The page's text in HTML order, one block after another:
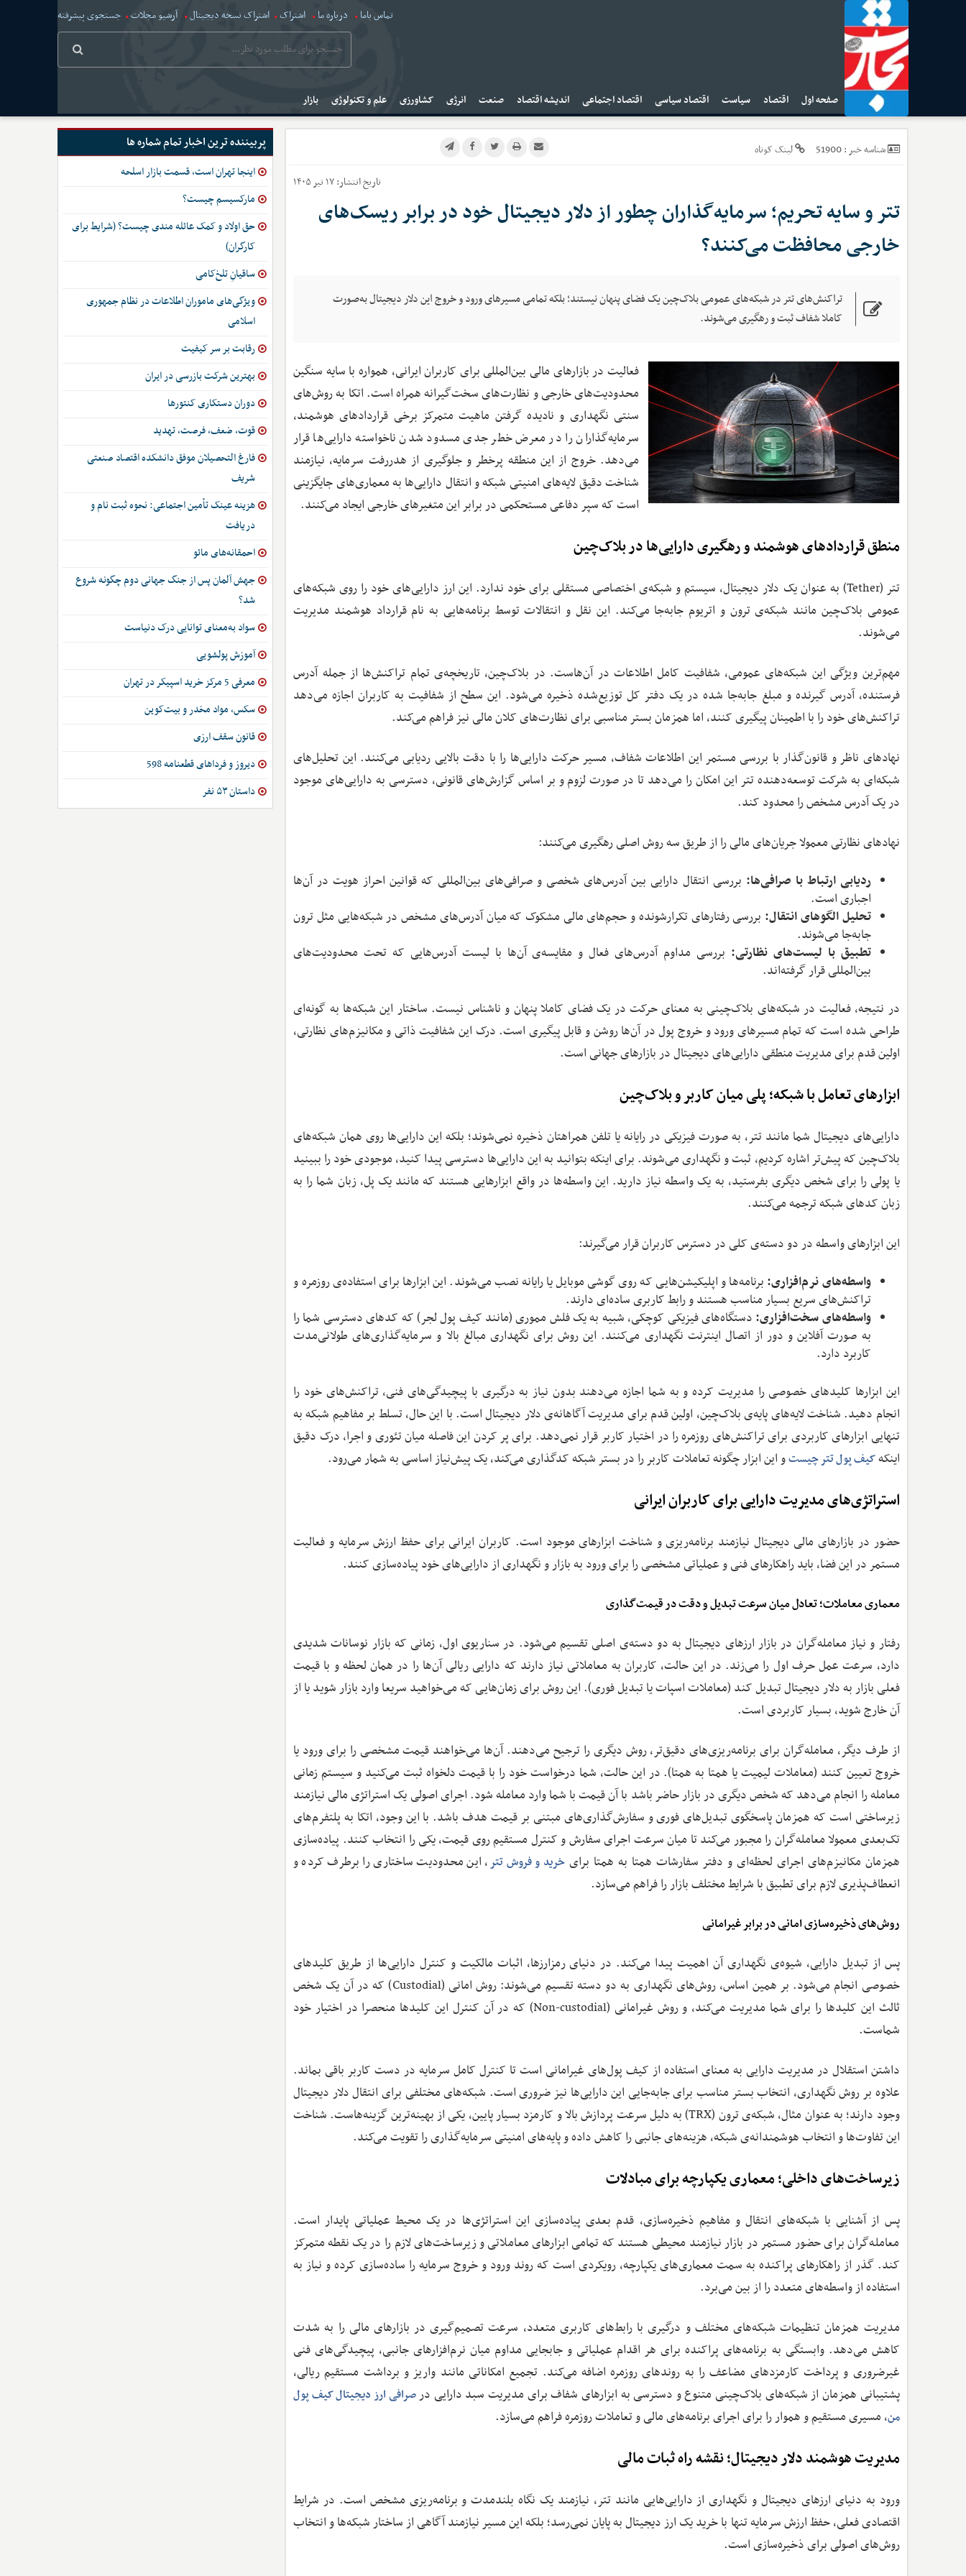
تماس باما درباره ما اشتراک اشتراک نسخه دیجیتال آرشیو مجلات جستجوی پیشرفته
صفحه اول اقتصاد سیاست اقتصاد سیاسی اقتصاد اجتماعی اندیشه اقتصاد صنعت انرژی کشاورزی علم و تکنولوژی بازار
شناسه خبر :51900
لینک کوتاه
تاریخ انتشار:۱۷ تیر ۱۴۰۵
تتر و سایه تحریم؛ سرمایه‌گذاران چطور از دلار دیجیتال خود در برابر ریسک‌های
خارجی محافظت می‌کنند؟
تراکنش‌های تتر در شبکه‌های عمومی بلاک‌چین یک فضای پنهان نیستند؛ بلکه تمامی مسیرهای ورود و خروج این دلار دیجیتال به‌صورت
کاملا شفاف ثبت و رهگیری می‌شوند.
فعالیت در بازارهای مالی بین‌المللی برای کاربران ایرانی، همواره با سایه سنگین
محدودیت‌های خارجی و نظارت‌های سخت‌گیرانه همراه است. اتکا به روش‌های
سنتی نگهداری و نادیده گرفتن ماهیت متمرکز برخی قراردادهای هوشمند،
سرمایه‌گذاران را در معرض خطر جدی مسدود شدن ناخواسته دارایی‌ها قرار
می‌دهد. خروج از این منطقه پرخطر و جلوگیری از هدررفت سرمایه، نیازمند
شناخت دقیق لایه‌های امنیتی شبکه و انتقال دارایی‌ها به معماری‌های جایگزینی
است که سپر دفاعی مستحکمی در برابر این متغیرهای خارجی ایجاد می‌کنند.
منطق قراردادهای هوشمند و رهگیری دارایی‌ها در بلاک‌چین
تتر (Tether) به عنوان یک دلار دیجیتال، سیستم و شبکه‌ی اختصاصی مستقلی برای خود ندارد. این ارز دارایی‌های خود را روی شبکه‌های
عمومی بلاک‌چین مانند شبکه‌ی ترون و اتریوم جابه‌جا می‌کند. این نقل و انتقالات توسط برنامه‌هایی به نام قرارداد هوشمند مدیریت
می‌شوند.
مهم‌ترین ویژگی این شبکه‌های عمومی، شفافیت کامل اطلاعات در آن‌هاست. در بلاک‌چین، تاریخچه‌ی تمام تراکنش‌ها از جمله آدرس
فرستنده، آدرس گیرنده و مبلغ جابه‌جا شده در یک دفتر کل توزیع‌شده ذخیره می‌شود. این سطح از شفافیت به کاربران اجازه می‌دهد
تراکنش‌های خود را با اطمینان پیگیری کنند، اما همزمان بستر مناسبی برای نظارت‌های کلان مالی نیز فراهم می‌کند.
نهادهای ناظر و قانون‌گذار با بررسی مستمر این اطلاعات شفاف، مسیر حرکت دارایی‌ها را با دقت بالایی ردیابی می‌کنند. این تحلیل‌های
شبکه‌ای به شرکت توسعه‌دهنده تتر این امکان را می‌دهد تا در صورت لزوم و بر اساس گزارش‌های قانونی، دسترسی به دارایی‌های موجود
در یک آدرس مشخص را محدود کند.
نهادهای نظارتی معمولا جریان‌های مالی را از طریق سه روش اصلی رهگیری می‌کنند:
ردیابی ارتباط با صرافی‌ها: بررسی انتقال دارایی بین آدرس‌های شخصی و صرافی‌های بین‌المللی که قوانین احراز هویت در آن‌ها
اجباری است.
تحلیل الگوهای انتقال: بررسی رفتارهای تکرارشونده و حجم‌های مالی مشکوک که میان آدرس‌های مشخص در شبکه‌هایی مثل ترون
جابه‌جا می‌شوند.
تطبیق با لیست‌های نظارتی: بررسی مداوم آدرس‌های فعال و مقایسه‌ی آن‌ها با لیست آدرس‌هایی که تحت محدودیت‌های
بین‌المللی قرار گرفته‌اند.
در نتیجه، فعالیت در شبکه‌های بلاک‌چینی به معنای حرکت در یک فضای کاملا پنهان و ناشناس نیست. ساختار این شبکه‌ها به گونه‌ای
طراحی شده است که تمام مسیرهای ورود و خروج پول در آن‌ها روشن و قابل پیگیری است. درک این شفافیت ذاتی و مکانیزم‌های نظارتی،
اولین قدم برای مدیریت منطقی دارایی‌های دیجیتال در بازارهای جهانی است.
ابزارهای تعامل با شبکه؛ پلی میان کاربر و بلاک‌چین
دارایی‌های دیجیتال شما مانند تتر، به صورت فیزیکی در رایانه یا تلفن همراهتان ذخیره نمی‌شوند؛ بلکه این دارایی‌ها روی همان شبکه‌های
بلاک‌چین که پیش‌تر اشاره کردیم، ثبت و نگهداری می‌شوند. برای اینکه بتوانید به این دارایی‌ها دسترسی پیدا کنید، موجودی خود را ببینید
یا پولی را برای شخص دیگری بفرستید، به یک واسطه نیاز دارید. این واسطه‌ها در واقع ابزارهایی هستند که مانند یک پل، زبان شما را به
زبان کدهای شبکه ترجمه می‌کنند.
این ابزارهای واسطه‌ در دو دسته‌ی کلی در دسترس کاربران قرار می‌گیرند:
واسطه‌های نرم‌افزاری: برنامه‌ها و اپلیکیشن‌هایی که روی گوشی موبایل یا رایانه نصب می‌شوند. این ابزارها برای استفاده‌ی روزمره و
تراکنش‌های سریع بسیار مناسب هستند و رابط کاربری ساده‌ای دارند.
واسطه‌های سخت‌افزاری: دستگاه‌های فیزیکی کوچکی، شبیه به یک فلش مموری (مانند کیف پول لجر) که کدهای دسترسی شما را
به صورت آفلاین و دور از اتصال اینترنت نگهداری می‌کنند. این روش برای نگهداری مبالغ بالا و سرمایه‌گذاری‌های طولانی‌مدت
کاربرد دارد.
این ابزارها کلیدهای خصوصی را مدیریت کرده و به شما اجازه می‌دهند بدون نیاز به درگیری با پیچیدگی‌های فنی، تراکنش‌های خود را
انجام دهید. شناخت لایه‌های پایه‌ی بلاک‌چین، اولین قدم برای مدیریت آگاهانه‌ی دلار دیجیتال است. با این حال، تسلط بر مفاهیم شبکه به
تنهایی ابزارهای کاربردی برای تراکنش‌های روزمره را در اختیار کاربر قرار نمی‌دهد. برای پر کردن این فاصله میان تئوری و اجرا، درک دقیق
اینکهکیف پول تتر چیستو این ابزار چگونه تعاملات کاربر را در بستر شبکه کدگذاری می‌کند، یک پیش‌نیاز اساسی به شمار می‌رود.
استراتژی‌های مدیریت دارایی برای کاربران ایرانی
حضور در بازارهای مالی دیجیتال نیازمند برنامه‌ریزی و شناخت ابزارهای موجود است. کاربران ایرانی برای حفظ ارزش سرمایه و فعالیت
مستمر در این فضا، باید راهکارهای فنی و عملیاتی مشخصی را برای ورود به بازار و نگهداری از دارایی‌های خود پیاده‌سازی کنند.
معماری معاملات؛ تعادل میان سرعت تبدیل و دقت در قیمت‌گذاری
رفتار و نیاز معامله‌گران در بازار ارزهای دیجیتال به دو دسته‌ی اصلی تقسیم می‌شود. در سناریوی اول، زمانی که بازار نوسانات شدیدی
دارد، سرعت عمل حرف اول را می‌زند. در این حالت، کاربران به معاملاتی نیاز دارند که دارایی ریالی آن‌ها را در همان لحظه و با قیمت
فعلی بازار به دلار دیجیتال تبدیل کند (معاملات اسپات یا تبدیل فوری). این روش برای زمان‌هایی که می‌خواهید سریعا وارد بازار شوید یا از
آن خارج شوید، بسیار کاربردی است.
از طرف دیگر، معامله‌گران برای برنامه‌ریزی‌های دقیق‌تر، روش دیگری را ترجیح می‌دهند. آن‌ها می‌خواهند قیمت مشخصی را برای ورود یا
خروج تعیین کنند (معاملات لیمیت یا همتا به همتا). در این حالت، شما درخواست خود را با قیمت دلخواه ثبت می‌کنید و سیستم زمانی
معامله را انجام می‌دهد که شخص دیگری در بازار حاضر باشد با آن قیمت با شما وارد معامله شود. اجرای اصولی یک استراتژی مالی نیازمند
زیرساختی است که همزمان پاسخگوی تبدیل‌های فوری و سفارش‌گذاری‌های مبتنی بر قیمت هدف باشد. با این وجود، اتکا به پلتفرم‌های
تک‌بعدی معمولا معامله‌گران را مجبور می‌کند تا میان سرعت اجرای سفارش و کنترل مستقیم روی قیمت، یکی را انتخاب کنند. پیاده‌سازی
همزمان مکانیزم‌های اجرای لحظه‌ای و دفتر سفارشات همتا به همتا برای خرید و فروش تتر، این محدودیت ساختاری را برطرف کرده و
انعطاف‌پذیری لازم برای تطبیق با شرایط مختلف بازار را فراهم می‌سازد.
روش‌های ذخیره‌سازی امانی در برابر غیرامانی
پس از تبدیل دارایی، شیوه‌ی نگهداری آن اهمیت پیدا می‌کند. در دنیای رمزارزها، اثبات مالکیت و کنترل دارایی‌ها از طریق کلیدهای
خصوصی انجام می‌شود. بر همین اساس، روش‌های نگهداری به دو دسته تقسیم می‌شوند: روش امانی (Custodial) که در آن یک شخص
ثالث این کلیدها را برای شما مدیریت می‌کند، و روش غیرامانی (Non-custodial) که در آن کنترل این کلیدها منحصرا در اختیار خود
شماست.
داشتن استقلال در مدیریت دارایی به معنای استفاده از کیف پول‌های غیرامانی است تا کنترل کامل سرمایه در دست کاربر باقی بماند.
علاوه بر روش نگهداری، انتخاب بستر مناسب برای جابه‌جایی این دارایی‌ها نیز ضروری است. شبکه‌های مختلفی برای انتقال دلار دیجیتال
وجود دارند؛ به عنوان مثال، شبکه‌ی ترون (TRX) به دلیل سرعت پردازش بالا و کارمزد بسیار پایین، یکی از بهینه‌ترین گزینه‌هاست. شناخت
این تفاوت‌ها و انتخاب هوشمندانه‌ی شبکه، هزینه‌های جانبی را کاهش داده و پایه‌های امنیتی سرمایه‌گذاری را تقویت می‌کند.
زیرساخت‌های داخلی؛ معماری یکپارچه برای مبادلات
پس از آشنایی با شبکه‌های انتقال و مفاهیم ذخیره‌سازی، قدم بعدی پیاده‌سازی این استراتژی‌ها در یک محیط عملیاتی پایدار است.
معامله‌گران برای حضور مستمر در بازار نیازمند محیطی هستند که تمامی ابزارهای معاملاتی و زیرساخت‌های لازم را در یک نقطه متمرکز
کند. گذر از راهکارهای پراکنده به سمت معماری‌های یکپارچه، رویکردی است که روند ورود و خروج سرمایه را ساده‌سازی کرده و نیاز به
استفاده از واسطه‌های متعدد را از بین می‌برد.
مدیریت همزمان تنظیمات شبکه‌های مختلف و درگیری با رابط‌های کاربری متعدد، سرعت تصمیم‌گیری در بازارهای مالی را به شدت
کاهش می‌دهد. وابستگی به برنامه‌های پراکنده برای هر اقدام عملیاتی و جابجایی مداوم میان نرم‌افزارهای جانبی، پیچیدگی‌های فنی
غیرضروری و پرداخت کارمزدهای مضاعف را به روندهای روزمره اضافه می‌کند. تجمیع امکاناتی مانند واریز و برداشت مستقیم ریالی،
پشتیبانی همزمان از شبکه‌های بلاک‌چینی متنوع و دسترسی به ابزارهای شفاف برای مدیریت سبد دارایی درصرافی ارز دیجیتال کیف پول
من، مسیری مستقیم و هموار را برای اجرای برنامه‌های مالی و تعاملات روزمره فراهم می‌سازد.
مدیریت هوشمند دلار دیجیتال؛ نقشه راه ثبات مالی
ورود به دنیای ارزهای دیجیتال و نگهداری از دارایی‌هایی مانند تتر، نیازمند یک نگاه بلندمدت و برنامه‌ریزی مشخص است. در شرایط
اقتصادی فعلی، حفظ ارزش سرمایه تنها با خرید یک ارز دیجیتال به پایان نمی‌رسد؛ بلکه این مسیر نیازمند آگاهی از ساختار شبکه‌ها و انتخاب
روش‌های اصولی برای ذخیره‌سازی است.
پربیننده ترین اخبار تمام شماره ها
اینجا تهران است، قسمت بازار اسلحه
مارکسیسم چیست؟
حق اولاد و کمک عائله مندی چیست؟ (شرایط برای
کارگران)
ساقیانِ تلخ‌کامی
ویژگی‌های ماموران اطلاعات در نظام جمهوری
اسلامی
رقابت بر سر کیفیت
بهترین شرکت بازرسی در ایران
دوران دستکاری کنتورها
قوت، ضعف، فرصت، تهدید
فارغ التحصیلان موفق دانشکده اقتصاد صنعتی
شریف
هزینه عینک تأمین اجتماعی: نحوه ثبت نام و
دریافت
احمقانه‌های مائو
جهش آلمان پس از جنگ جهانی دوم چگونه شروع
شد؟
سواد به‌معنای توانایی درک دنیاست
آموزش پولشویی
معرفی 5 مرکز خرید اسپیکر در تهران
سکس، مواد مخدر و بیت‌کوین
قانون سقف ارزی
دیروز و فرداهای قطعنامه 598
داستان ۵۳ نفر